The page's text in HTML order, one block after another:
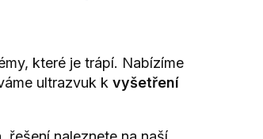
které je trápí. Nabízíme
ultrazvuk k vyšetření